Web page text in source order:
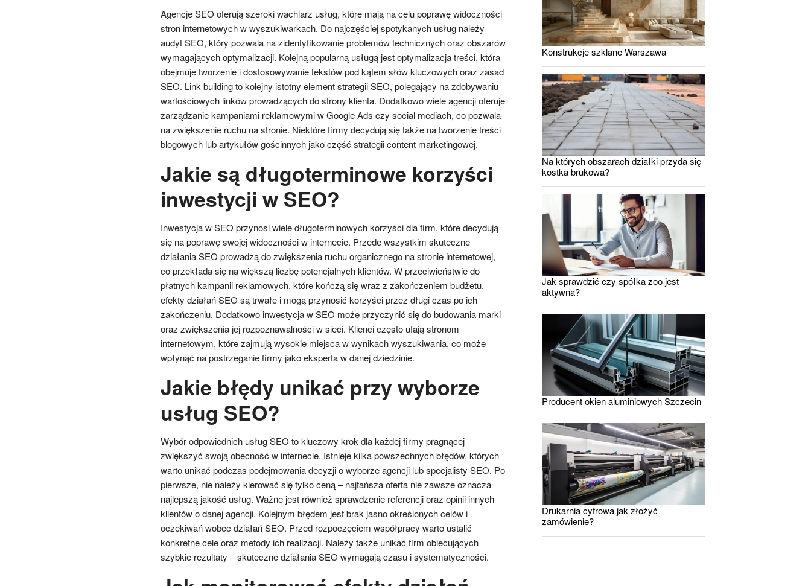
Agencje SEO oferują szeroki wachlarz usług, które mają na celu poprawę widoczności
stron internetowych w wyszukiwarkach. Do najczęściej spotykanych usług należy
audyt SEO, który pozwala na zidentyfikowanie problemów technicznych oraz obszarów
wymagających optymalizacji. Kolejną popularną usługą jest optymalizacja treści, która
obejmuje tworzenie i dostosowywanie tekstów pod kątem słów kluczowych oraz zasad
SEO. Link building to kolejny istotny element strategii SEO, polegający na zdobywaniu
wartościowych linków prowadzących do strony klienta. Dodatkowo wiele agencji oferuje
zarządzanie kampaniami reklamowymi w Google Ads czy social mediach, co pozwala
na zwiększenie ruchu na stronie. Niektóre firmy decydują się także na tworzenie treści
blogowych lub artykułów gościnnych jako część strategii content marketingowej.
Jakie są długoterminowe korzyści
inwestycji w SEO?
Inwestycja w SEO przynosi wiele długoterminowych korzyści dla firm, które decydują
się na poprawę swojej widoczności w internecie. Przede wszystkim skuteczne
działania SEO prowadzą do zwiększenia ruchu organicznego na stronie internetowej,
co przekłada się na większą liczbę potencjalnych klientów. W przeciwieństwie do
płatnych kampanii reklamowych, które kończą się wraz z zakończeniem budżetu,
efekty działań SEO są trwałe i mogą przynosić korzyści przez długi czas po ich
zakończeniu. Dodatkowo inwestycja w SEO może przyczynić się do budowania marki
oraz zwiększenia jej rozpoznawalności w sieci. Klienci często ufają stronom
internetowym, które zajmują wysokie miejsca w wynikach wyszukiwania, co może
wpłynąć na postrzeganie firmy jako eksperta w danej dziedzinie.
Jakie błędy unikać przy wyborze
usług SEO?
Wybór odpowiednich usług SEO to kluczowy krok dla każdej firmy pragnącej
zwiększyć swoją obecność w internecie. Istnieje kilka powszechnych błędów, których
warto unikać podczas podejmowania decyzji o wyborze agencji lub specjalisty SEO. Po
pierwsze, nie należy kierować się tylko ceną – najtańsza oferta nie zawsze oznacza
najlepszą jakość usług. Ważne jest również sprawdzenie referencji oraz opinii innych
klientów o danej agencji. Kolejnym błędem jest brak jasno określonych celów i
oczekiwań wobec działań SEO. Przed rozpoczęciem współpracy warto ustalić
konkretne cele oraz metody ich realizacji. Należy także unikać firm obiecujących
szybkie rezultaty – skuteczne działania SEO wymagają czasu i systematyczności.
Konstrukcje szklane Warszawa
Na których obszarach działki przyda się
kostka brukowa?
Jak sprawdzić czy spółka zoo jest
aktywna?
Producent okien aluminiowych Szczecin
Drukarnia cyfrowa jak złożyć
zamówienie?